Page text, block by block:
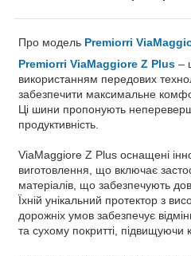
Про модель Premiorri
Premiorri ViaMaggiore Z Plus –
використанням передових
забезпечити максимальне
Ці шини пропонують
продуктивність.
ViaMaggiore Z Plus оснащені
виготовлення, що включає
матеріалів, що забезпечують
Їхній унікальний протектор з
дорожніх умов забезпечує
та сухому покритті, підвищуючи